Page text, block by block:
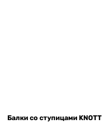
Балки со ступицами KNOTT